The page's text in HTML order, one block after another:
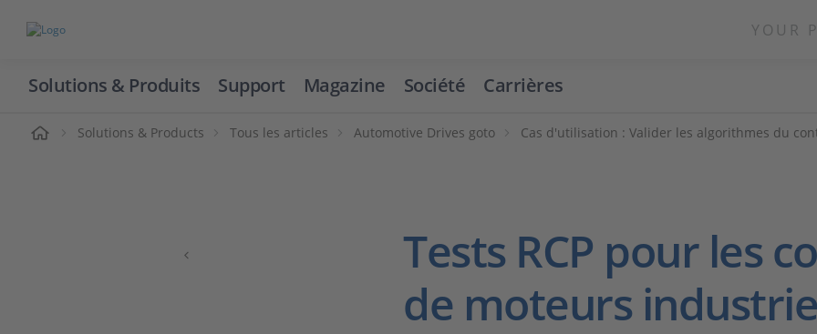
YOUR
Solutions & Produits Support Magazine Société Carrières
Solutions & Products Tous les articles Automotive Drives goto Cas d'utilisation : Valider les algorithmes du
Tests RCP pour les
de moteurs